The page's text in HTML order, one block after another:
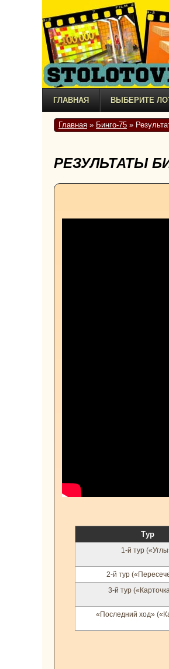
ГЛАВНАЯ ВЫБЕРИТЕ
Главная » Бинго-75 »
РЕЗУЛЬТАТЫ
Тур
1-й тур
2-й тур
3-й тур
«Последний ход»